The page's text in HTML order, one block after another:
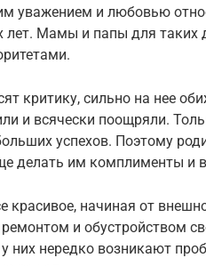
уважением и любовью
Мамы и папы для таких
критику, сильно на нее
и всячески поощряли.
успехов. Поэтому
делать им комплименты и
красивое, начиная от
и обустройством
них нередко возникают